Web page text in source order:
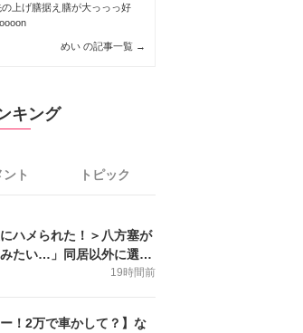
上げ膳据え膳が大っっっ好
めい の記事一覧 →
キング
ント トピック
ハメられた！＞八方塞が
たい…」同居以外に選択
まんが】
19時間前
ー！2万で車かして？】な